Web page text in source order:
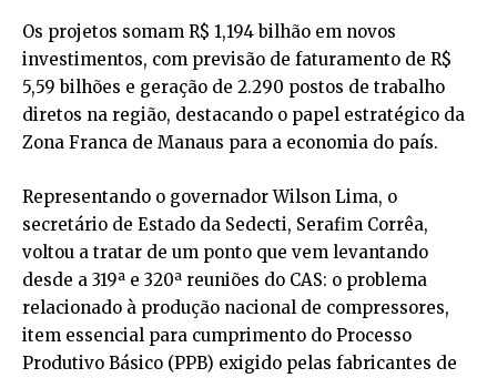
Os projetos somam R$ 1,194 bilhão em novos
investimentos, com previsão de faturamento de R$
5,59 bilhões e geração de 2.290 postos de trabalho
diretos na região, destacando o papel estratégico da
Zona Franca de Manaus para a economia do país.
Representando o governador Wilson Lima, o
secretário de Estado da Sedecti, Serafim Corrêa,
voltou a tratar de um ponto que vem levantando
desde a 319ª e 320ª reuniões do CAS: o problema
relacionado à produção nacional de compressores,
item essencial para cumprimento do Processo
Produtivo Básico (PPB) exigido pelas fabricantes de